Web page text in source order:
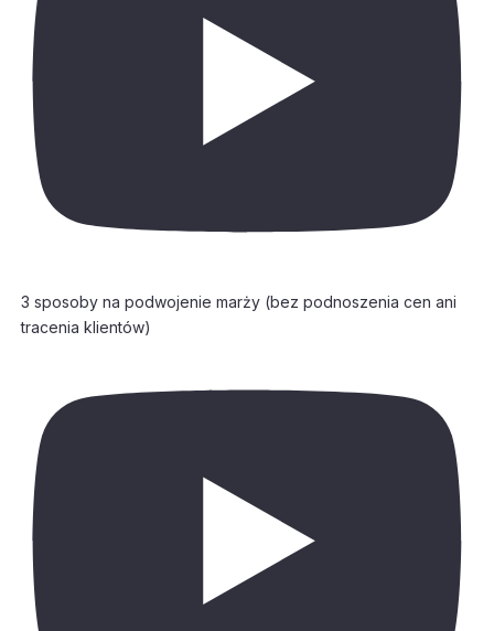
3 sposoby na podwojenie marży (bez podnoszenia cen ani
tracenia klientów)